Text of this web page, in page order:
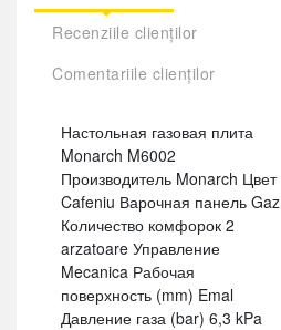
Recenziile clienților
Comentariile clienților
Настольная газовая плита
Monarch M6002
Производитель Monarch Цвет
Cafeniu Варочная панель Gaz
Количество комфорок 2
arzatoare Управление
Mecanica Рабочая
поверхность (mm) Emal
Давление газа (bar) 6,3 kPa